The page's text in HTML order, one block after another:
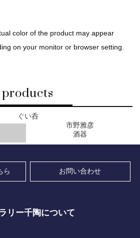
color of the product may appear
on your monitor or browser setting.
ぐい呑
市野雅彦
酒器
ら お問い合わせ
リー千陶について